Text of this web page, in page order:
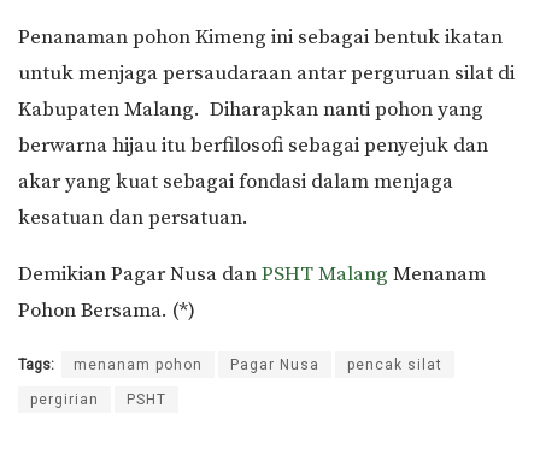
Penanaman pohon Kimeng ini sebagai bentuk ikatan
untuk menjaga persaudaraan antar perguruan silat di
Kabupaten Malang. Diharapkan nanti pohon yang
berwarna hijau itu berfilosofi sebagai penyejuk dan
akar yang kuat sebagai fondasi dalam menjaga
kesatuan dan persatuan.
Demikian Pagar Nusa danPSHT Malang Menanam
Pohon Bersama. (*)
Tags: menanam pohon Pagar Nusa pencak silat
pergirian PSHT